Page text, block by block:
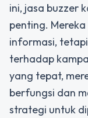
ini, jasa buzzer
penting.
informasi,
terhadap
yang tepat,
berfungsi dan
strategi untuk